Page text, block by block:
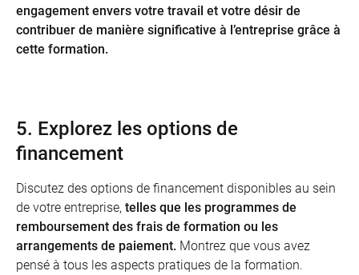
engagement envers votre travail et votre désir de
contribuer de manière significative à l’entreprise grâce à
cette formation.
5. Explorez les options de
financement
Discutez des options de financement disponibles au sein
de votre entreprise, telles que les programmes de
remboursement des frais de formation ou les
arrangements de paiement. Montrez que vous avez
pensé à tous les aspects pratiques de la formation.